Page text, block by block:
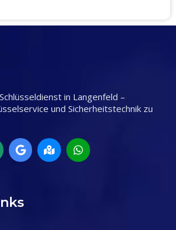
in Langenfeld –
und Sicherheitstechnik zu